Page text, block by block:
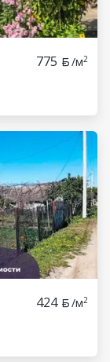
775 /м2
424 /м2